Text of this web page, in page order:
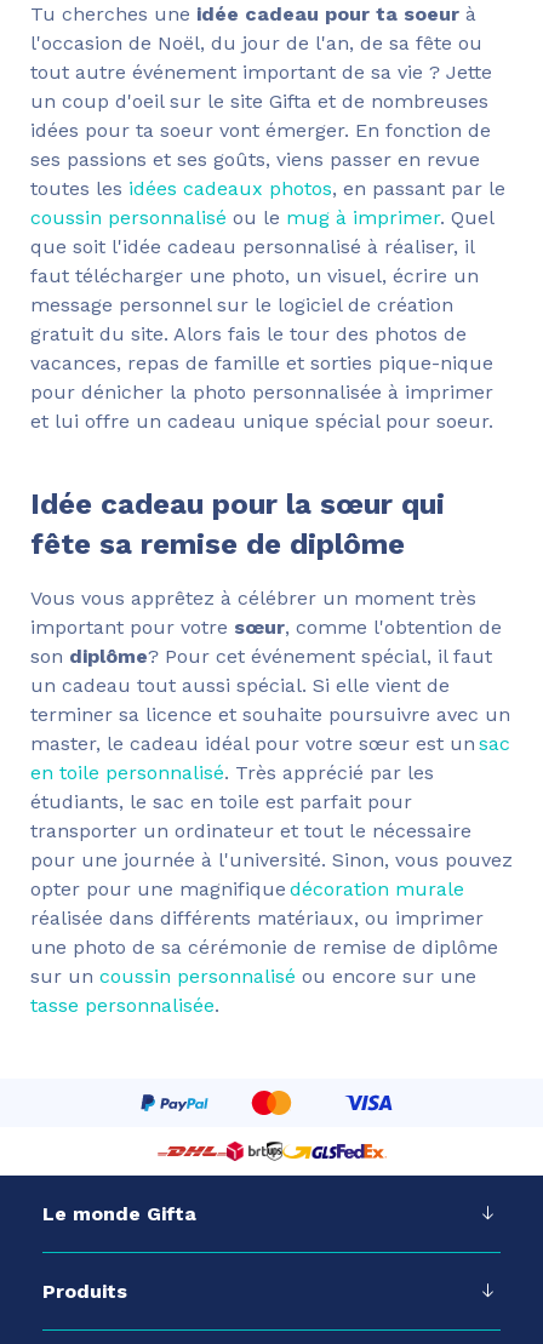
Tu cherches une idée cadeau pour ta soeur à
l'occasion de Noël, du jour de l'an, de sa fête ou
tout autre événement important de sa vie ? Jette
un coup d'oeil sur le site Gifta et de nombreuses
idées pour ta soeur vont émerger. En fonction de
ses passions et ses goûts, viens passer en revue
toutes les idées cadeaux photos, en passant par le
coussin personnalisé ou le mug à imprimer. Quel
que soit l'idée cadeau personnalisé à réaliser, il
faut télécharger une photo, un visuel, écrire un
message personnel sur le logiciel de création
gratuit du site. Alors fais le tour des photos de
vacances, repas de famille et sorties pique-nique
pour dénicher la photo personnalisée à imprimer
et lui offre un cadeau unique spécial pour soeur.
Idée cadeau pour la sœur qui
fête sa remise de diplôme
Vous vous apprêtez à célébrer un moment très
important pour votre sœur, comme l'obtention de
son diplôme? Pour cet événement spécial, il faut
un cadeau tout aussi spécial. Si elle vient de
terminer sa licence et souhaite poursuivre avec un
master, le cadeau idéal pour votre sœur est un sac
en toile personnalisé. Très apprécié par les
étudiants, le sac en toile est parfait pour
transporter un ordinateur et tout le nécessaire
pour une journée à l'université. Sinon, vous pouvez
opter pour une magnifique décoration murale
réalisée dans différents matériaux, ou imprimer
une photo de sa cérémonie de remise de diplôme
sur un coussin personnalisé ou encore sur une
tasse personnalisée.
Le monde Gifta
Produits